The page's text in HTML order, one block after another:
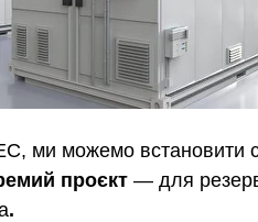
ми можемо встановити
проєкт — для
.